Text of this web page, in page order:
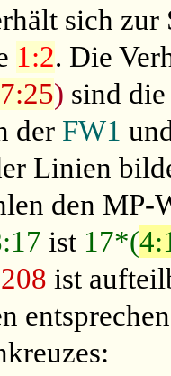
sich zur
1:2. Die
) sind
der FW1
Linien
den MP-
ist 17*(
208 ist